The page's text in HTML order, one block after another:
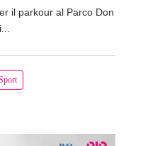
il parkour al Parco Don